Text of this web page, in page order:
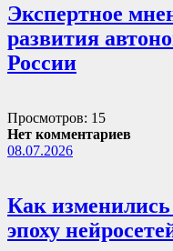
Экспертное
развития
России
Просмотров: 15
Нет комментариев
08.07.2026
Как
эпоху